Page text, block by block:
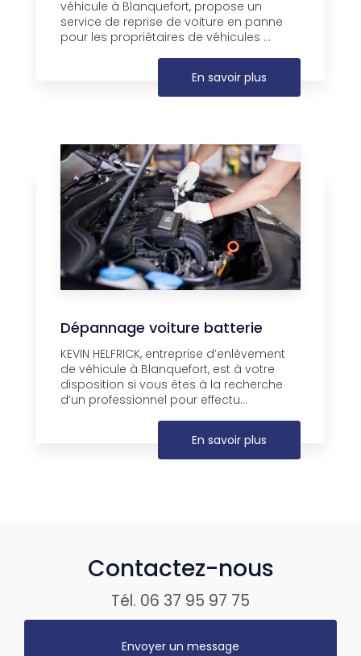
véhicule à Blanquefort, propose un
service de reprise de voiture en panne
pour les propriétaires de véhicules ...
En savoir plus
Dépannage voiture batterie
KEVIN HELFRICK, entreprise d’enlèvement
de véhicule à Blanquefort, est à votre
disposition si vous êtes à la recherche
d’un professionnel pour effectu...
En savoir plus
Contactez-nous
Tél. 06 37 95 97 75
Envoyer un message